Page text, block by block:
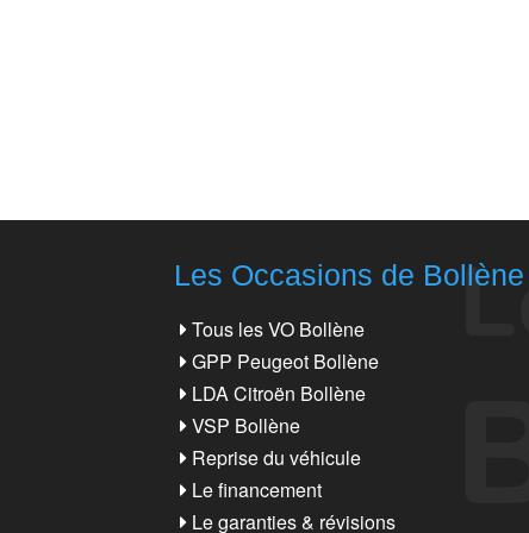
Les Occasions de Bollène
Tous les VO Bollène
GPP Peugeot Bollène
LDA Citroën Bollène
VSP Bollène
Reprise du véhicule
Le financement
Le garanties & révisions